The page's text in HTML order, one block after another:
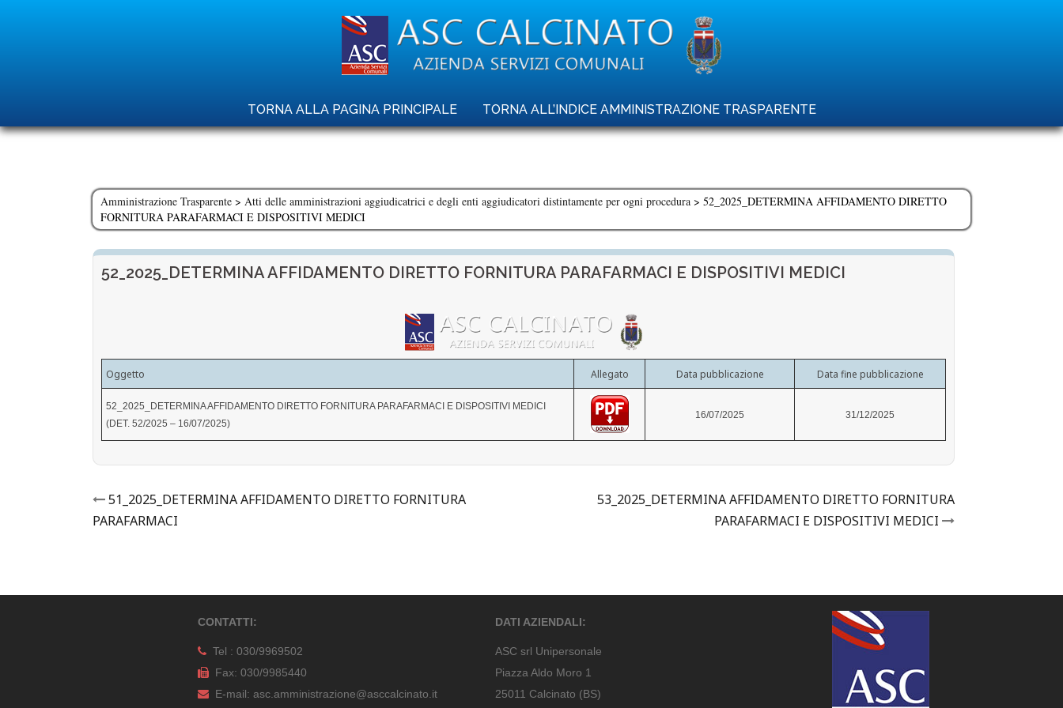
TORNA ALLA PAGINA PRINCIPALE TORNA ALL’INDICE AMMINISTRAZIONE TRASPARENTE
Amministrazione Trasparente > Atti delle amministrazioni aggiudicatrici e degli enti aggiudicatori distintamente per ogni procedura > 52_2025_DETERMINA AFFIDAMENTO DIRETTO
FORNITURA PARAFARMACI E DISPOSITIVI MEDICI
52_2025_DETERMINA AFFIDAMENTO DIRETTO FORNITURA PARAFARMACI E DISPOSITIVI MEDICI
Oggetto Allegato Data pubblicazione Data fine pubblicazione
52_2025_DETERMINA AFFIDAMENTO DIRETTO FORNITURA PARAFARMACI E DISPOSITIVI MEDICI
(DET. 52/2025 – 16/07/2025)
16/07/2025 31/12/2025
Post
navigation
51_2025_DETERMINA AFFIDAMENTO DIRETTO FORNITURA
PARAFARMACI
53_2025_DETERMINA AFFIDAMENTO DIRETTO FORNITURA
PARAFARMACI E DISPOSITIVI MEDICI
CONTATTI:
Tel : 030/9969502
Fax: 030/9985440
E-mail: asc.amministrazione@asccalcinato.it
DATI AZIENDALI:
ASC srl Unipersonale
Piazza Aldo Moro 1
25011 Calcinato (BS)